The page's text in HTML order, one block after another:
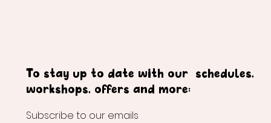
To stay up to date with our schedules,
workshops, offers and more:
Subscribe to our emails